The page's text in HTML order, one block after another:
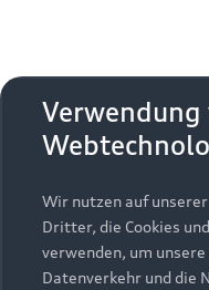
Modelle
Alle Modelle
Modelle vergleichen
Kaufen & leasen
Neuwagensuche
Service & Zubehör
Verwendung
Wir nutzen auf
Dritter, die Cookies
verwenden, um
Datenverkehr und die